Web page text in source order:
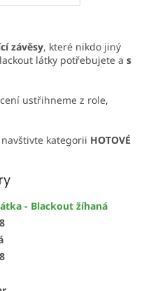
závěsy, které nikdo jiný
látky potřebujete a s
ustřihneme z role,
kategorii HOTOVÉ
- Blackout žíhaná